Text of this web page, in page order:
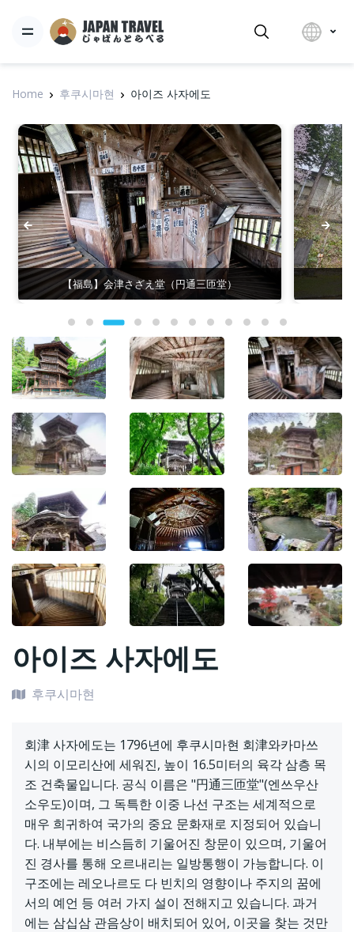
Home 후쿠시마현 아이즈 사자에도
【福島】会津さざえ堂（円通三匝堂）
아이즈 사자에도
후쿠시마현
회津 사자에도는 1796년에 후쿠시마현 회津와카마쓰
시의 이모리산에 세워진, 높이 16.5미터의 육각 삼층 목
조 건축물입니다. 공식 이름은 "円通三匝堂"(엔쓰우산
소우도)이며, 그 독특한 이중 나선 구조는 세계적으로
매우 희귀하여 국가의 중요 문화재로 지정되어 있습니
다. 내부에는 비스듬히 기울어진 창문이 있으며, 기울어
진 경사를 통해 오르내리는 일방통행이 가능합니다. 이
구조에는 레오나르도 다 빈치의 영향이나 주지의 꿈에
서의 예언 등 여러 가지 설이 전해지고 있습니다. 과거
에는 삼십삼 관음상이 배치되어 있어, 이곳을 찾는 것만